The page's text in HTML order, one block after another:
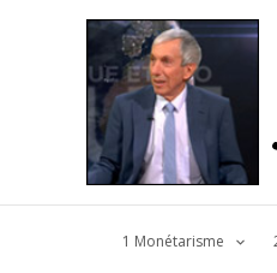
1 Monétarisme